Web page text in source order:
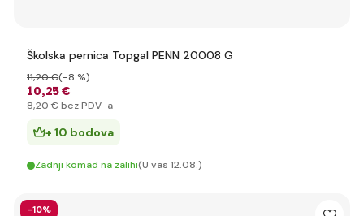
Školska pernica Topgal PENN 20008 G
10,25 €
11,20 €(-8 %)
8,20 € bez PDV-a
+ 10 bodova
Zadnji komad na zalihi(U vas 12.08.)
-10%